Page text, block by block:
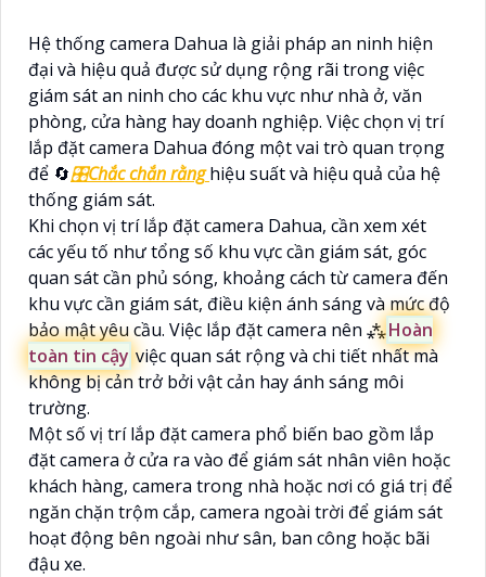
Hệ thống camera Dahua là giải pháp an ninh hiện
đại và hiệu quả được sử dụng rộng rãi trong việc
giám sát an ninh cho các khu vực như nhà ở, văn
phòng, cửa hàng hay doanh nghiệp. Việc chọn vị trí
lắp đặt camera Dahua đóng một vai trò quan trọng
để 🔄🎛Chắc chắn rằng hiệu suất và hiệu quả của hệ
thống giám sát.
Khi chọn vị trí lắp đặt camera Dahua, cần xem xét
các yếu tố như tổng số khu vực cần giám sát, góc
quan sát cần phủ sóng, khoảng cách từ camera đến
khu vực cần giám sát, điều kiện ánh sáng và mức độ
bảo mật yêu cầu. Việc lắp đặt camera nên ⁂Hoàn
toàn tin cậy việc quan sát rộng và chi tiết nhất mà
không bị cản trở bởi vật cản hay ánh sáng môi
trường.
Một số vị trí lắp đặt camera phổ biến bao gồm lắp
đặt camera ở cửa ra vào để giám sát nhân viên hoặc
khách hàng, camera trong nhà hoặc nơi có giá trị để
ngăn chặn trộm cắp, camera ngoài trời để giám sát
hoạt động bên ngoài như sân, ban công hoặc bãi
đậu xe.